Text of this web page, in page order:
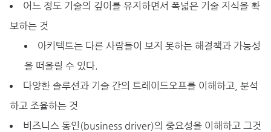
어느 정도 기술의 깊이를 유지하면서 폭넓은 기술 지식을 확
보하는 것
아키텍트는 다른 사람들이 보지 못하는 해결책과 가능성
을 떠올릴 수 있다.
다양한 솔루션과 기술 간의 트레이드오프를 이해하고, 분석
하고 조율하는 것
비즈니스 동인(business driver)의 중요성을 이해하고 그것